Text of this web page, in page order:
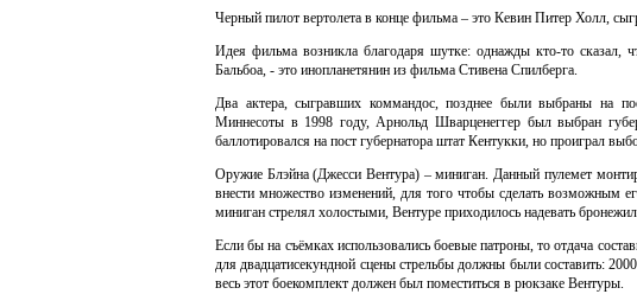
Черный пилот вертолета в конце фильма – это Кевин Питер Холл,
Идея фильма возникла благодаря шутке: однажды кто-то сказал,
Бальбоа, - это инопланетянин из фильма Стивена Спилберга.
Два актера, сыгравших коммандос, позднее были выбраны на
Миннесоты в 1998 году, Арнольд Шварценеггер был выбран
баллотировался на пост губернатора штат Кентукки, но проиграл
Оружие Блэйна (Джесси Вентура) – миниган. Данный пулемет
внести множество изменений, для того чтобы сделать возможным
миниган стрелял холостыми, Вентуре приходилось надевать
Если бы на съёмках использовались боевые патроны, то отдача
для двадцатисекундной сцены стрельбы должны были составить:
весь этот боекомплект должен был поместиться в рюкзаке Вентуры.